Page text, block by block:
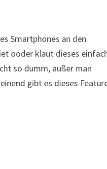
Smartphones an den
ooder klaut dieses
so dumm, außer man
gibt es dieses